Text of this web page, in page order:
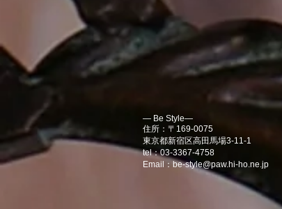
― Be Style―
住所：〒169-0075
東京都新宿区高田馬場3-11-1
tel：03-3367-4758
Email： be-style@paw.hi-ho.ne.jp